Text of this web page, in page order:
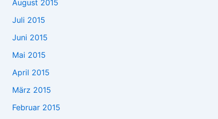
August 2015
Juli 2015
Juni 2015
Mai 2015
April 2015
März 2015
Februar 2015